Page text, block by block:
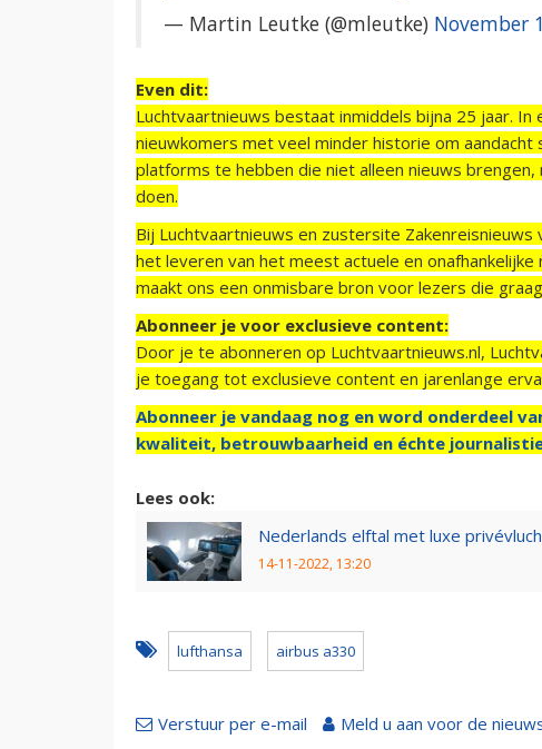
— Martin Leutke (@mleutke) November
Even dit:
Luchtvaartnieuws bestaat inmiddels bijna 25 jaar.
nieuwkomers met veel minder historie om
platforms te hebben die niet alleen nieuws
doen.
Bij Luchtvaartnieuws en zustersite
het leveren van het meest actuele en
maakt ons een onmisbare bron voor lezers die
Abonneer je voor exclusieve content:
Door je te abonneren op Luchtvaartnieuws.nl,
je toegang tot exclusieve content en jarenlange
Abonneer je vandaag nog en word onderdeel
kwaliteit, betrouwbaarheid en échte
Lees ook:
Nederlands elftal met luxe
14-11-2022, 13:20
lufthansa airbus a330
Verstuur per e-mail Meld u aan voor de